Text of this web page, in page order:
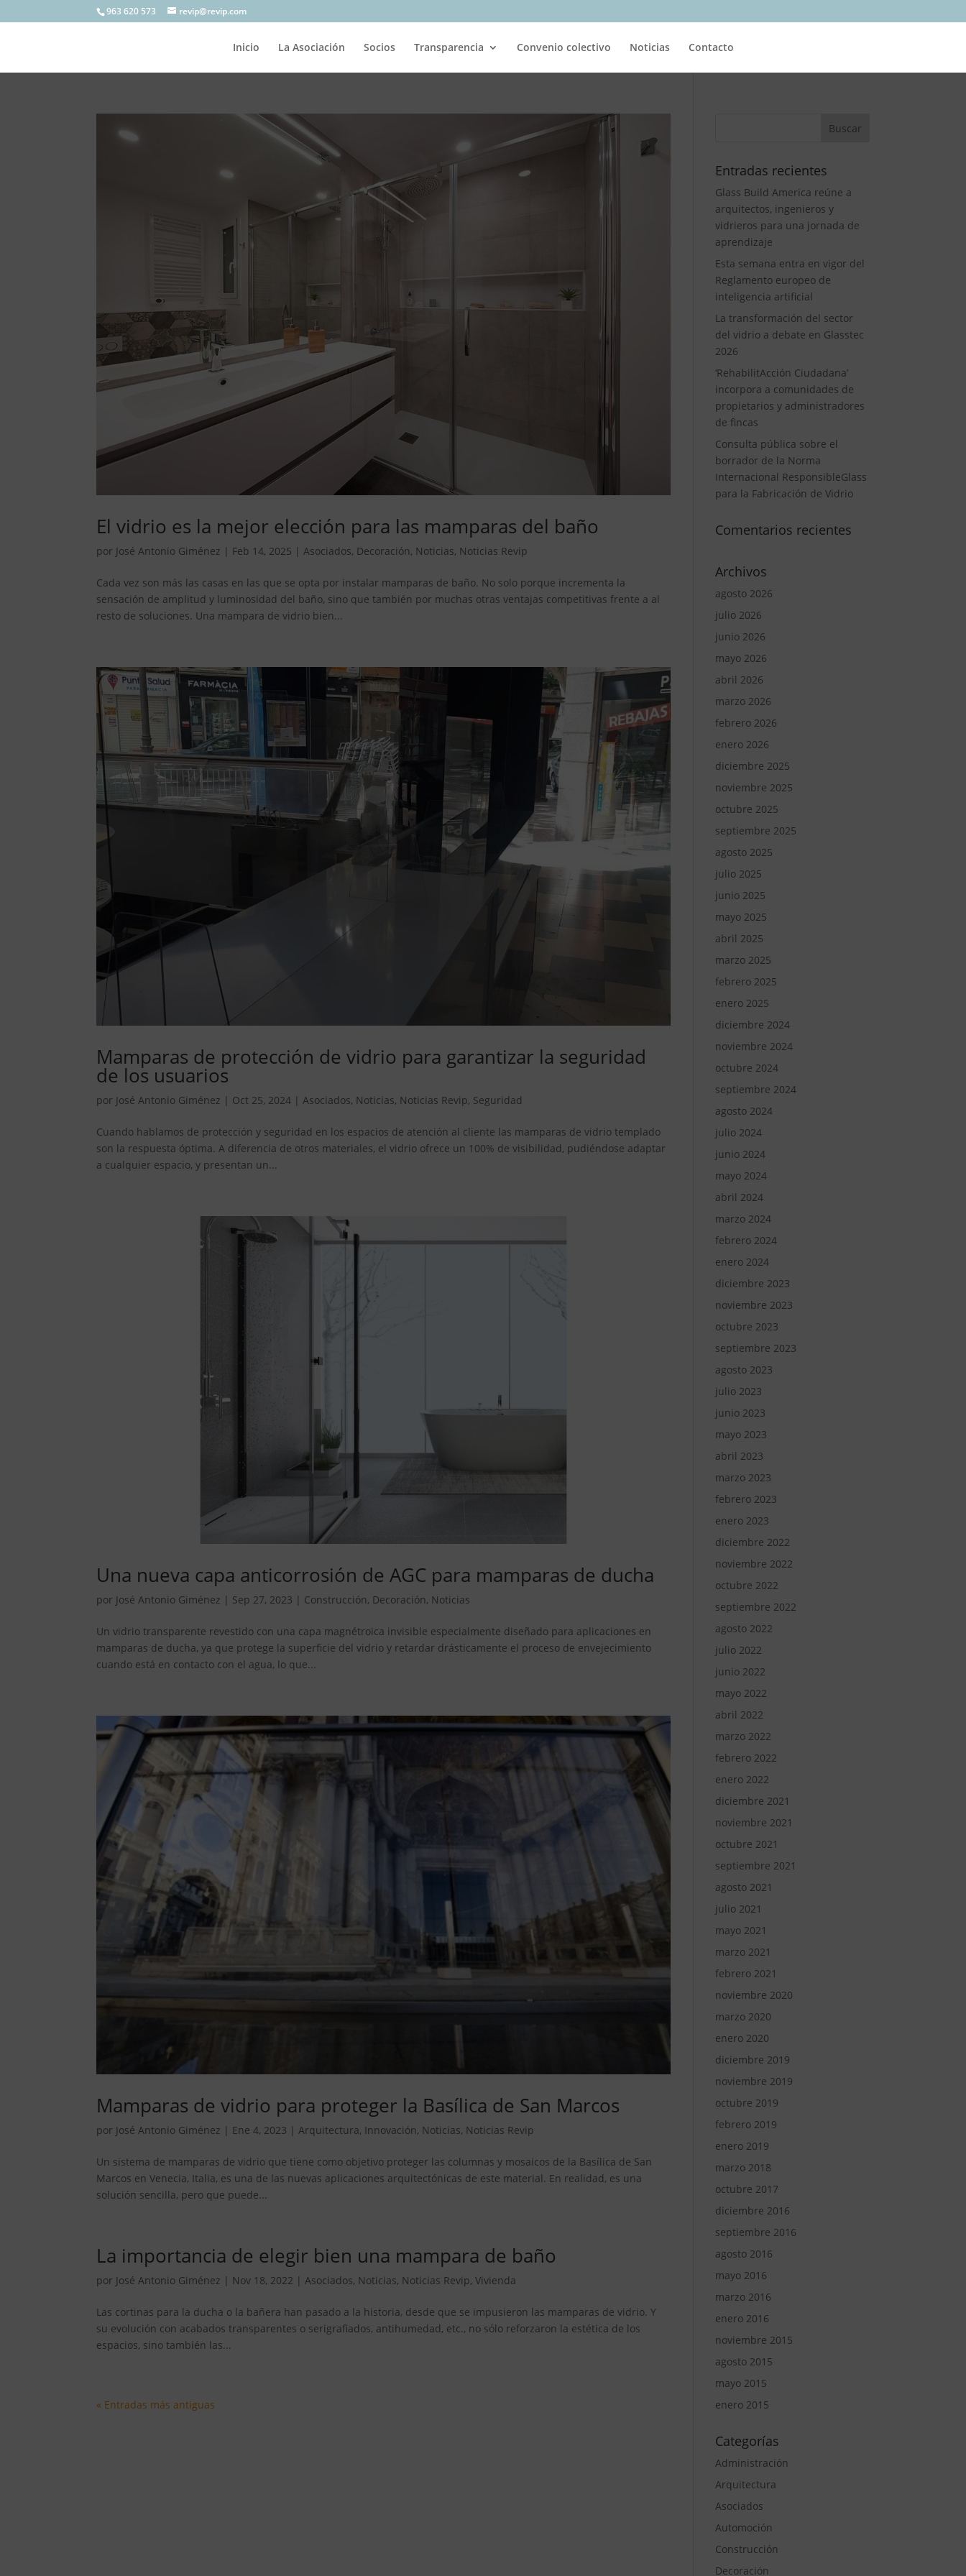
963 620 573 revip@revip.com
Inicio La Asociación Socios Transparencia Convenio colectivo Noticias Contacto
El vidrio es la mejor elección para las mamparas del baño
por José Antonio Giménez | Feb 14, 2025 |Asociados, Decoración, Noticias, Noticias Revip
Cada vez son más las casas en las que se opta por instalar mamparas de baño. No solo porque incrementa la
sensación de amplitud y luminosidad del baño, sino que también por muchas otras ventajas competitivas frente a al
resto de soluciones. Una mampara de vidrio bien...
Mamparas de protección de vidrio para garantizar la seguridad
de los usuarios
por José Antonio Giménez | Oct 25, 2024 |Asociados, Noticias, Noticias Revip, Seguridad
Cuando hablamos de protección y seguridad en los espacios de atención al cliente las mamparas de vidrio templado
son la respuesta óptima. A diferencia de otros materiales, el vidrio ofrece un 100% de visibilidad, pudiéndose adaptar
a cualquier espacio, y presentan un...
Una nueva capa anticorrosión de AGC para mamparas de ducha
por José Antonio Giménez | Sep 27, 2023 | Construcción, Decoración, Noticias
Un vidrio transparente revestido con una capa magnétroica invisible especialmente diseñado para aplicaciones en
mamparas de ducha, ya que protege la superficie del vidrio y retardar drásticamente el proceso de envejecimiento
cuando está en contacto con el agua, lo que...
Mamparas de vidrio para proteger la Basílica de San Marcos
por José Antonio Giménez | Ene 4, 2023 |Arquitectura, Innovación, Noticias, Noticias Revip
Un sistema de mamparas de vidrio que tiene como objetivo proteger las columnas y mosaicos de la Basílica de San
Marcos en Venecia, Italia, es una de las nuevas aplicaciones arquitectónicas de este material. En realidad, es una
solución sencilla, pero que puede...
La importancia de elegir bien una mampara de baño
por José Antonio Giménez | Nov 18, 2022 |Asociados, Noticias, Noticias Revip,Vivienda
Las cortinas para la ducha o la bañera han pasado a la historia, desde que se impusieron las mamparas de vidrio. Y
su evolución con acabados transparentes o serigrafiados, antihumedad, etc., no sólo reforzaron la estética de los
espacios, sino también las...
« Entradas más antiguas
Entradas recientes
Glass Build America reúne a
arquitectos, ingenieros y
vidrieros para una jornada de
aprendizaje
Esta semana entra en vigor del
Reglamento europeo de
inteligencia artificial
La transformación del sector
del vidrio a debate en Glasstec
2026
‘RehabilitAcción Ciudadana’
incorpora a comunidades de
propietarios y administradores
de fincas
Consulta pública sobre el
borrador de la Norma
Internacional ResponsibleGlass
para la Fabricación de Vidrio
Comentarios recientes
Archivos
agosto 2026
julio 2026
junio 2026
mayo 2026
abril 2026
marzo 2026
febrero 2026
enero 2026
diciembre 2025
noviembre 2025
octubre 2025
septiembre 2025
agosto 2025
julio 2025
junio 2025
mayo 2025
abril 2025
marzo 2025
febrero 2025
enero 2025
diciembre 2024
noviembre 2024
octubre 2024
septiembre 2024
agosto 2024
julio 2024
junio 2024
mayo 2024
abril 2024
marzo 2024
febrero 2024
enero 2024
diciembre 2023
noviembre 2023
octubre 2023
septiembre 2023
agosto 2023
julio 2023
junio 2023
mayo 2023
abril 2023
marzo 2023
febrero 2023
enero 2023
diciembre 2022
noviembre 2022
octubre 2022
septiembre 2022
agosto 2022
julio 2022
junio 2022
mayo 2022
abril 2022
marzo 2022
febrero 2022
enero 2022
diciembre 2021
noviembre 2021
octubre 2021
septiembre 2021
agosto 2021
julio 2021
mayo 2021
marzo 2021
febrero 2021
noviembre 2020
marzo 2020
enero 2020
diciembre 2019
noviembre 2019
octubre 2019
febrero 2019
enero 2019
marzo 2018
octubre 2017
diciembre 2016
septiembre 2016
agosto 2016
mayo 2016
marzo 2016
enero 2016
noviembre 2015
agosto 2015
mayo 2015
enero 2015
Categorías
Administración
Arquitectura
Asociados
Automoción
Construcción
Decoración